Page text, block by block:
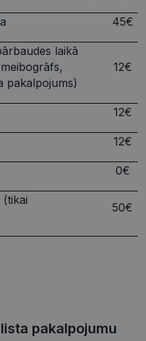
45€
laikā
pakalpojums)
12€
12€
12€
0€
50€
pakalpojumu